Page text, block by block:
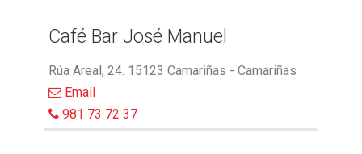
Café Bar José Manuel
Rúa Areal, 24. 15123 Camariñas - Camariñas
Email
981 73 72 37